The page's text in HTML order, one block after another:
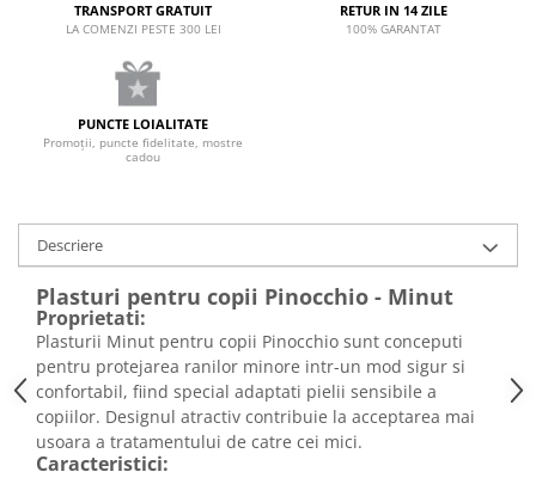
TRANSPORT GRATUIT
LA COMENZI PESTE 300 LEI
RETUR IN 14 ZILE
100% GARANTAT
PUNCTE LOIALITATE
Promoții, puncte fidelitate, mostre
cadou
Descriere
Plasturi pentru copii Pinocchio - Minut
Proprietati:
Plasturii Minut pentru copii Pinocchio sunt conceputi
pentru protejarea ranilor minore intr-un mod sigur si
confortabil, fiind special adaptati pielii sensibile a
copiilor. Designul atractiv contribuie la acceptarea mai
usoara a tratamentului de catre cei mici.
Caracteristici: